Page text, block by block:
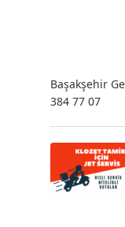
Başakşehir
384 77 07